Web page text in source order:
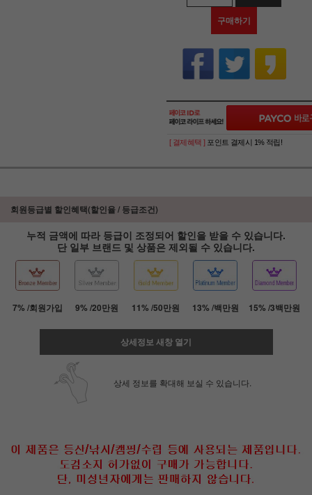
구매하기
페이코 ID로 페
[ 결제혜택 ] 포인트 결제시 1% 적립!
회원등급별 할인혜택(할인율 / 등급조건)
누적 금액에 따라 등급이 조정되어 할인을 받을 수 있습니다.
단 일부 브랜드 및 상품은 제외될 수 있습니다.
7% /회원가입 9% /20만원 11% /50만원 13% /백만원 15% /3백만원
상세정보 새창 열기
상세 정보를 확대해 보실 수 있습니다.